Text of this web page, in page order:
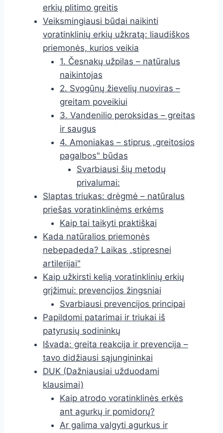
erkių plitimo greitis
Veiksmingiausi būdai naikinti
voratinklinių erkių užkratą: liaudiškos
priemonės, kurios veikia
1. Česnakų užpilas – natūralus
naikintojas
2. Svogūnų žievelių nuoviras –
greitam poveikiui
3. Vandenilio peroksidas – greitas
ir saugus
4. Amoniakas – stiprus „greitosios
pagalbos" būdas
Svarbiausi šių metodų
privalumai:
Slaptas triukas: drėgmė – natūralus
priešas voratinklinėms erkėms
Kaip tai taikyti praktiškai
Kada natūralios priemonės
nebepadeda? Laikas „stipresnei
artilerijai"
Kaip užkirsti kelią voratinklinių erkių
grįžimui: prevencijos žingsniai
Svarbiausi prevencijos principai
Papildomi patarimai ir triukai iš
patyrusių sodininkų
Išvada: greita reakcija ir prevencija –
tavo didžiausi sąjungininkai
DUK (Dažniausiai užduodami
klausimai)
Kaip atrodo voratinklinės erkės
ant agurkų ir pomidorų?
Ar galima valgyti agurkus ir